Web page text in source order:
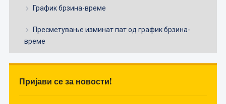
График брзина-време
Пресметување изминат пат од график брзина-
време
Пријави се за новости!